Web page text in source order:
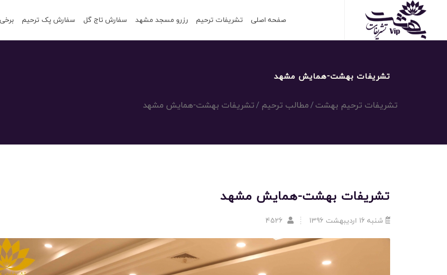
صفحه اصلی تشریفات ترحیم رزرو مسجد مشهد سفارش تاج گل سفارش پک ترحیم
تشریفات بهشت-همایش مشهد
تشریفات ترحیم بهشت مطالب ترحیم تشریفات بهشت-همایش مشهد
تشریفات بهشت-همایش مشهد
شنبه 16 اردیبهشت 1396